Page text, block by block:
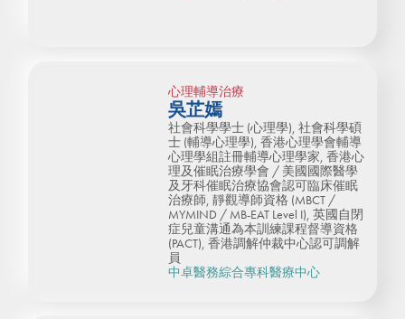
心理輔導治療
吳芷嫣
社會科學學士 (心理學), 社會科學碩
士 (輔導心理學), 香港心理學會輔導
心理學組註冊輔導心理學家, 香港心
理及催眠治療學會 / 美國國際醫學
及牙科催眠治療協會認可臨床催眠
治療師, 靜觀導師資格 (MBCT /
MYMIND / MB-EAT Level I), 英國自閉
症兒童溝通為本訓練課程督導資格
(PACT), 香港調解仲裁中心認可調解
員
中卓醫務綜合專科醫療中心